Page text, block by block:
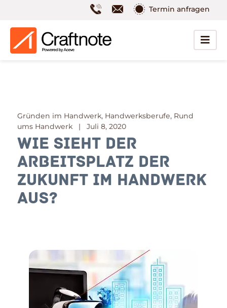
Termin anfragen
Gründen im Handwerk, Handwerksberufe, Rund
ums Handwerk | Juli 8, 2020
Wie sieht der
Arbeitsplatz der
Zukunft im Handwerk
aus?